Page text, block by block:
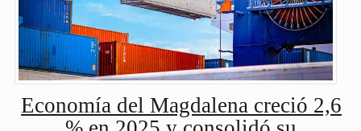
Economía del Magdalena creció 2,6